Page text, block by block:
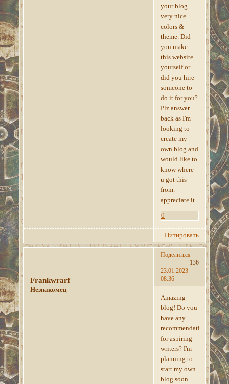
your blog..
very nice
colors &
theme. Did
you make
this website
yourself or
did you hire
someone to
do it for you?
Plz answer
back as I'm
looking to
create my
own blog and
would like to
know where
u got this
from.
appreciate it
0
Цитировать
Поделиться
136
23.01.2023
08:36
Frankwrarf
Незнакомец
Amazing
blog! Do you
have any
recommendations
for aspiring
writers? I'm
planning to
start my own
blog soon